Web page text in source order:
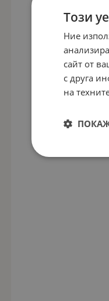
Този
Ние
сайт от
с друга
на